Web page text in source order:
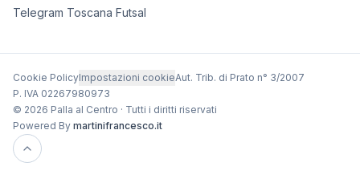
Telegram Toscana Futsal
Cookie PolicyImpostazioni cookieAut. Trib. di Prato n° 3/2007
P. IVA 02267980973
© 2026 Palla al Centro · Tutti i diritti riservati
Powered By martinifrancesco.it